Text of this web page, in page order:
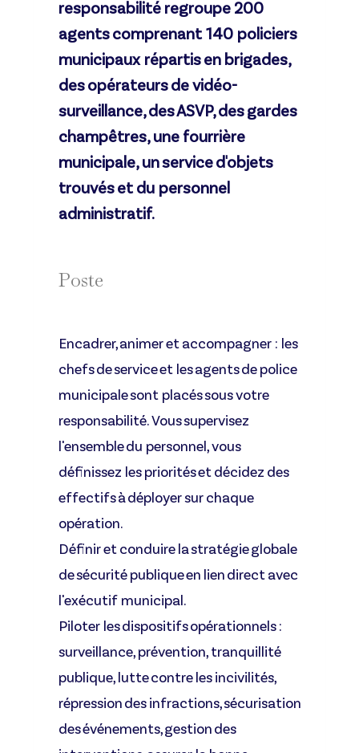
responsabilité regroupe 200
agents comprenant 140 policiers
municipaux répartis en brigades,
des opérateurs de vidéo-
surveillance, des ASVP, des gardes
champêtres, une fourrière
municipale, un service d'objets
trouvés et du personnel
administratif.
Poste
Encadrer, animer et accompagner : les
chefs de service et les agents de police
municipale sont placés sous votre
responsabilité. Vous supervisez
l'ensemble du personnel, vous
définissez les priorités et décidez des
effectifs à déployer sur chaque
opération.
Définir et conduire la stratégie globale
de sécurité publiqueen lien direct avec
l'exécutif municipal.
Piloter les dispositifs opérationnels:
surveillance, prévention, tranquillité
publique, lutte contre les incivilités,
répression des infractions, sécurisation
des événements, gestion des